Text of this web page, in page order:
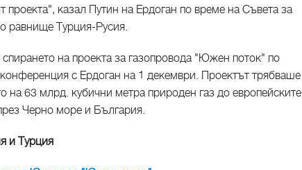
проекта", казал Путин на Ердоган по време на Съвета за
равнище Турция-Русия.
спирането на проекта за газопровода "Южен поток" по
с Ердоган на 1 декември. Проектът трябваше
на 63 млрд. кубични метра природен газ до европейските
Черно море и България.
и Турция